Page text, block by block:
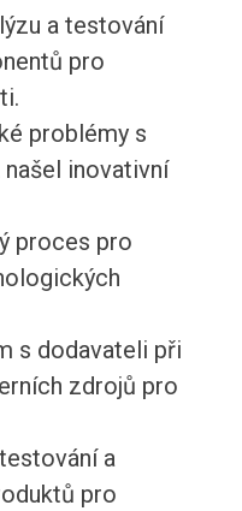
a testování
pro
problémy s
inovativní
proces pro
s dodavateli při
zdrojů pro
a
pro